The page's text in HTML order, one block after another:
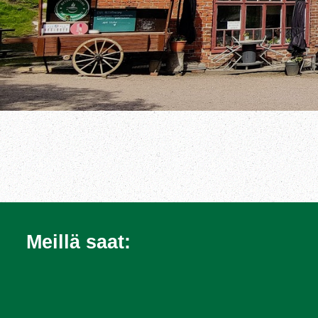
Meillä saat: